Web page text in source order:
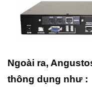
Ngoài ra,
thông dụng như :